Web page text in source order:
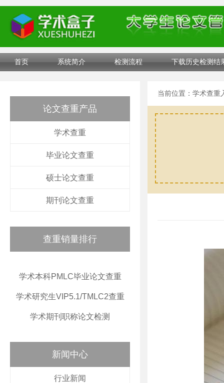
首页 系统简介 检测流程 下载历史检测结
论文查重产品
学术查重
毕业论文查重
硕士论文查重
期刊论文查重
查重销量排行
学术本科PMLC毕业论文查重
学术研究生VIP5.1/TMLC2查重
学术期刊职称论文检测
新闻中心
行业新闻
当前位置： 学术查重